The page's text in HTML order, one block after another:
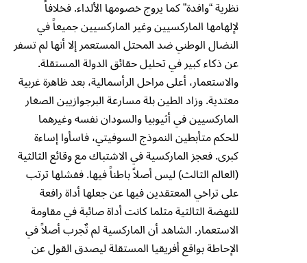
نظرية “وافدة” كما يروج خصومها الألداء. فخلافاً
لإلهامها الماركسيين وغير الماركسيين جميعاً في
النضال الوطني ضد المحتل المستعمر إلا أنها لم تسفر
عن ذكاء كبير في تحليل حقائق الدولة المستقلة.
والاستعمار، أعلى مراحل الرأسمالية، بعد ظاهرة غربية
معتدية. وزاد الطين بلة مسارعة البرجوازيين الصغار
الماركسيين في أثيوبيا والسودان نفسه وغيرهما
للحكم متأبطين النموذج السوفيتي، فاسأوا إساءة
كبرى. فعجز الماركسية في الاشتباك مع وقائع الثالثية
(العالم الثالث) ليس أصلاً باطناً فيها. ففشلها ترتب
على تراخي المعتقدين فيها عن جعلها أداة رافعة
للنهضة الثالثية مثلما كانت أداة صائبة في مقاومة
الاستعمار. الشاهد أن الماركسية لم تٌجرب أصلاً في
الإحاطة بواقع أفريقيا المستقلة ليصدق القول عن